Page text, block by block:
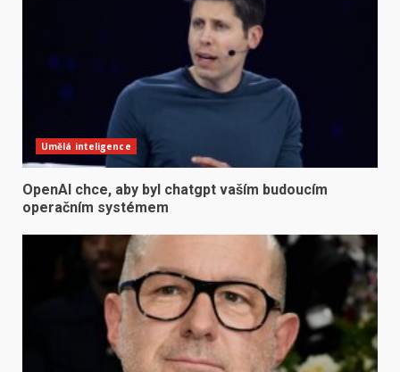
Umělá inteligence
OpenAI chce, aby byl chatgpt vaším budoucím
operačním systémem